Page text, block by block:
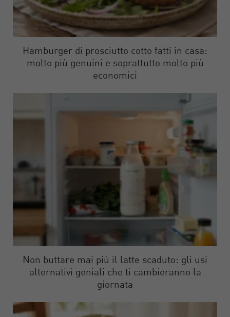
Hamburger di prosciutto cotto fatti in casa:
molto più genuini e soprattutto molto più
economici
Non buttare mai più il latte scaduto: gli usi
alternativi geniali che ti cambieranno la
giornata